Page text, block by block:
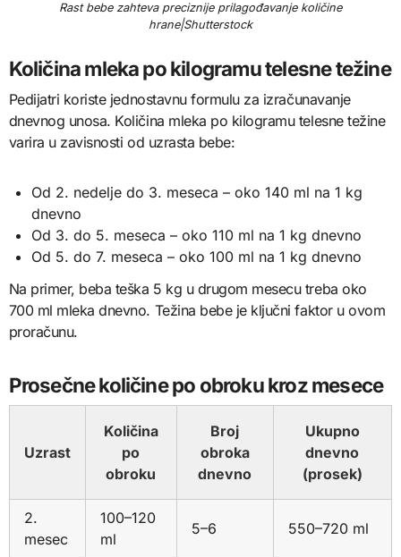
Rast bebe zahteva preciznije prilagođavanje količine
hrane|Shutterstock
Količina mleka po kilogramu telesne težine
Pedijatri koriste jednostavnu formulu za izračunavanje
dnevnog unosa. Količina mleka po kilogramu telesne težine
varira u zavisnosti od uzrasta bebe:
Od 2. nedelje do 3. meseca – oko 140 ml na 1 kg
dnevno
Od 3. do 5. meseca – oko 110 ml na 1 kg dnevno
Od 5. do 7. meseca – oko 100 ml na 1 kg dnevno
Na primer, beba teška 5 kg u drugom mesecu treba oko
700 ml mleka dnevno. Težina bebe je ključni faktor u ovom
proračunu.
Prosečne količine po obroku kroz mesece
Uzrast
Količina
po
obroku
Broj
obroka
dnevno
Ukupno
dnevno
(prosek)
2.
mesec
100–120
ml
5–6 550–720 ml